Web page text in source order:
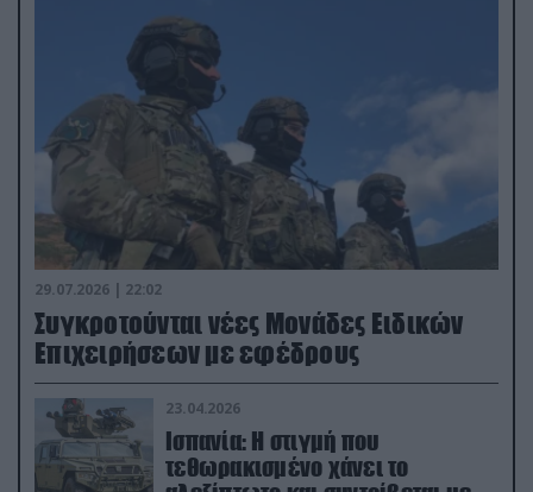
29.07.2026 | 22:02
Συγκροτούνται νέες Μονάδες Ειδικών
Επιχειρήσεων με εφέδρους
23.04.2026
Ισπανία: Η στιγμή που
τεθωρακισμένο χάνει το